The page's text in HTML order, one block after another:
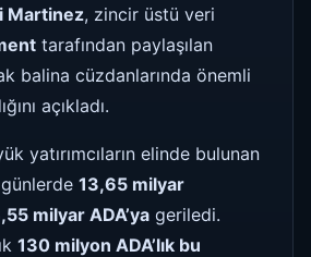
Martinez, zincir üstü veri
tarafından paylaşılan
balina cüzdanlarında önemli
açıkladı.
yatırımcıların elinde bulunan
13,65 milyar
milyar ADA’ya geriledi.
130 milyon ADA’lık bu